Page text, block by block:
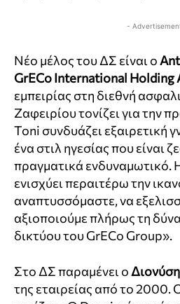
-
Νέο μέλος του ΔΣ είναι ο
GrECo International Holding
εμπειρίας στη διεθνή
Ζαφειρίου τονίζει για την
Toni συνδυάζει εξαιρετική
ένα στιλ ηγεσίας που είναι
πραγματικά ενδυναμωτικό.
ενισχύει περαιτέρω την
αναπτυσσόμαστε, να
αξιοποιούμε πλήρως τη
δικτύου του GrECo Group».
Στο ΔΣ παραμένει ο
της εταιρείας από το 2000.